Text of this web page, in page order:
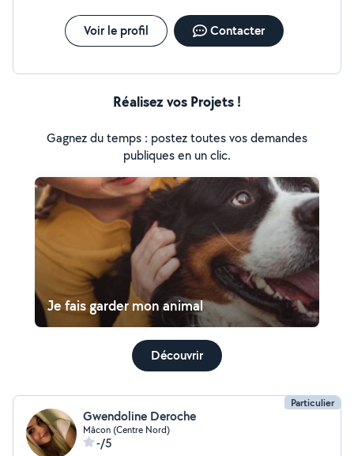
Voir le profil Contacter
Réalisez vos Projets !
Gagnez du temps : postez toutes vos demandes
publiques en un clic.
Je fais garder mon animal
Découvrir
Particulier
Gwendoline Deroche
Mâcon (Centre Nord)
-/5